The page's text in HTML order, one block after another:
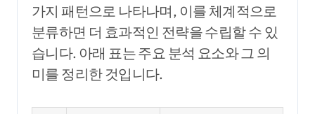
가지 패턴으로 나타나며, 이를 체계적으로
분류하면 더 효과적인 전략을 수립할 수 있
습니다. 아래 표는 주요 분석 요소와 그 의
미를 정리한 것입니다.